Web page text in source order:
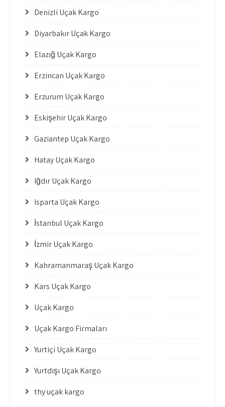
Denizli Uçak Kargo
Diyarbakır Uçak Kargo
Elazığ Uçak Kargo
Erzincan Uçak Kargo
Erzurum Uçak Kargo
Eskişehir Uçak Kargo
Gaziantep Uçak Kargo
Hatay Uçak Kargo
Iğdır Uçak Kargo
Isparta Uçak Kargo
İstanbul Uçak Kargo
İzmir Uçak Kargo
Kahramanmaraş Uçak Kargo
Kars Uçak Kargo
Uçak Kargo
Uçak Kargo Firmaları
Yurtiçi Uçak Kargo
Yurtdışı Uçak Kargo
thy uçak kargo